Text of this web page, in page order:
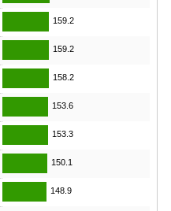
159.2
159.2
158.2
153.6
153.3
150.1
148.9